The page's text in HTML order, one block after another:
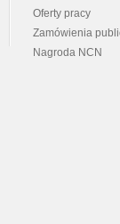
Oferty pracy
Zamówienia
Nagroda NCN